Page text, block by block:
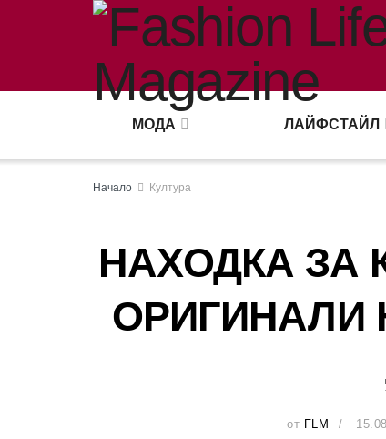
МОДА ЛАЙФСТАЙЛ
Начало Култура
НАХОДКА ЗА
ОРИГИНАЛИ
от FLM